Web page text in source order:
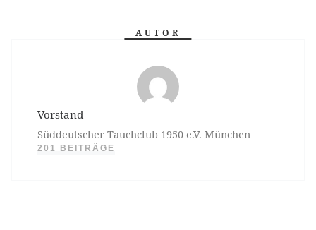
AUTOR
Vorstand
Süddeutscher Tauchclub 1950 e.V. München
201 BEITRÄGE